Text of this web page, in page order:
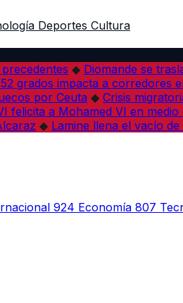
Deportes Cultura
◆ Diomande se
grados impacta a corredores
por Ceuta ◆ Crisis
felicita a Mohamed VI en
◆ Lamine llena el vacío
924 Economía 807